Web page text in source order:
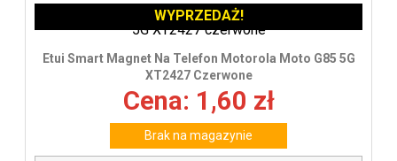
Etui Smart Magnet Na Telefon Motorola Moto G85 5G
XT2427 Czerwone
Cena: 1,60 zł
Brak na magazynie
WYPRZEDAŻ!